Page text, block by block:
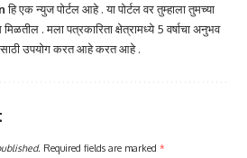
हि एक न्युज पोर्टल आहे . या पोर्टल वर तुम्हाला तुमच्या
मिळतील . मला पत्रकारिता क्षेत्रामध्ये 5 वर्षाचा अनुभव
उपयोग करत आहे करत आहे .
Required fields are marked *